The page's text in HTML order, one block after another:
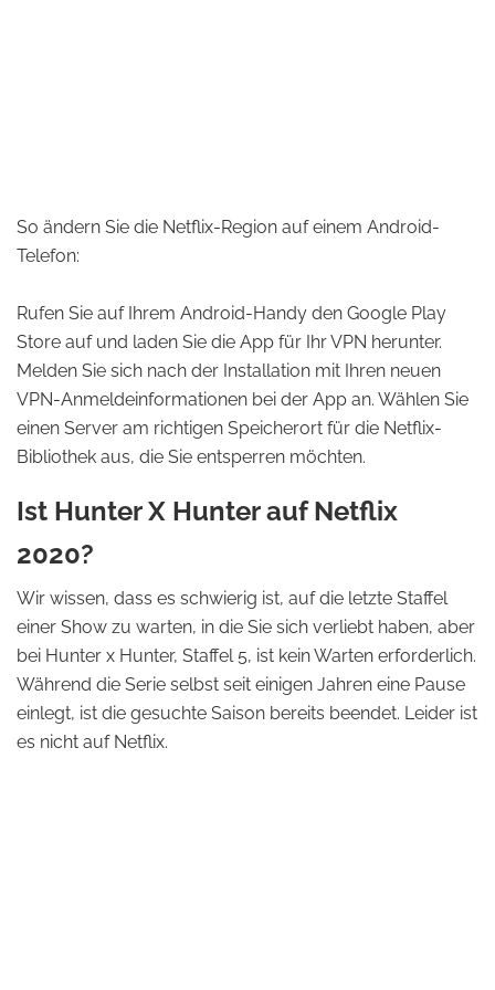
So ändern Sie die Netflix-Region auf einem Android-
Telefon:
Rufen Sie auf Ihrem Android-Handy den Google Play
Store auf und laden Sie die App für Ihr VPN herunter.
Melden Sie sich nach der Installation mit Ihren neuen
VPN-Anmeldeinformationen bei der App an. Wählen Sie
einen Server am richtigen Speicherort für die Netflix-
Bibliothek aus, die Sie entsperren möchten.
Ist Hunter X Hunter auf Netflix
2020?
Wir wissen, dass es schwierig ist, auf die letzte Staffel
einer Show zu warten, in die Sie sich verliebt haben, aber
bei Hunter x Hunter, Staffel 5, ist kein Warten erforderlich.
Während die Serie selbst seit einigen Jahren eine Pause
einlegt, ist die gesuchte Saison bereits beendet. Leider ist
es nicht auf Netflix.